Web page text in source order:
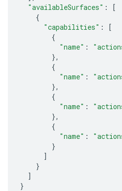
"availableSurfaces" :
[
{
"capabilities" :
[
{
"name" :
},
{
"name" :
},
{
"name" :
},
{
"name" :
}
]
}
]
}